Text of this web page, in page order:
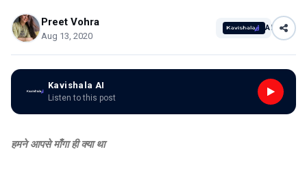
Preet Vohra
Aug 13, 2020
AI
Kavishala AI
Listen to this post
हमने आपसे माँगा ही क्या था